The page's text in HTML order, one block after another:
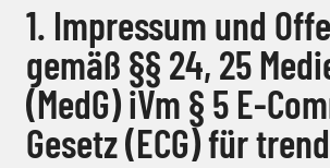
1. Impressum und
gemäß §§ 24, 25
(MedG) iVm § 5 E-
Gesetz (ECG) für